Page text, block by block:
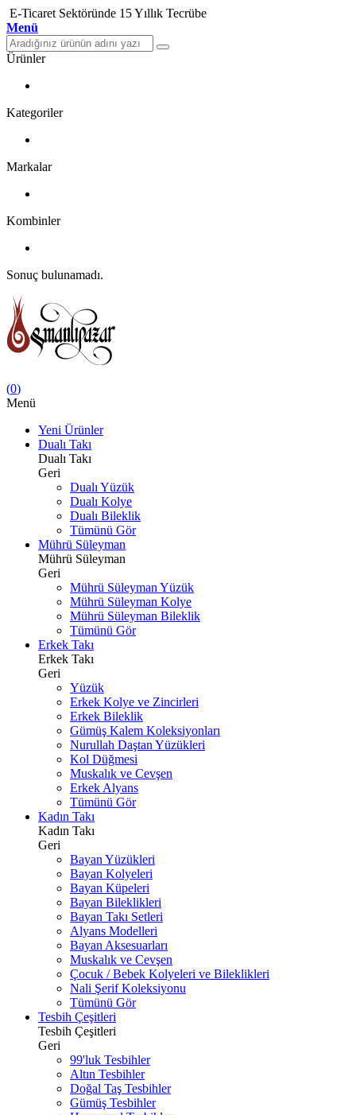
E-Ticaret Sektöründe 15 Yıllık Tecrübe
Menü
Ürünler
Kategoriler
Markalar
Kombinler
Sonuç bulunamadı.
(0)
Menü
Yeni Ürünler
Dualı Takı
Dualı Takı
Geri
Dualı Yüzük
Dualı Kolye
Dualı Bileklik
Tümünü Gör
Mührü Süleyman
Mührü Süleyman
Geri
Mührü Süleyman Yüzük
Mührü Süleyman Kolye
Mührü Süleyman Bileklik
Tümünü Gör
Erkek Takı
Erkek Takı
Geri
Yüzük
Erkek Kolye ve Zincirleri
Erkek Bileklik
Gümüş Kalem Koleksiyonları
Nurullah Daştan Yüzükleri
Kol Düğmesi
Muskalık ve Cevşen
Erkek Alyans
Tümünü Gör
Kadın Takı
Kadın Takı
Geri
Bayan Yüzükleri
Bayan Kolyeleri
Bayan Küpeleri
Bayan Bileklikleri
Bayan Takı Setleri
Alyans Modelleri
Bayan Aksesuarları
Muskalık ve Cevşen
Çocuk / Bebek Kolyeleri ve Bileklikleri
Nali Şerif Koleksiyonu
Tümünü Gör
Tesbih Çeşitleri
Tesbih Çeşitleri
Geri
99'luk Tesbihler
Altın Tesbihler
Doğal Taş Tesbihler
Gümüş Tesbihler